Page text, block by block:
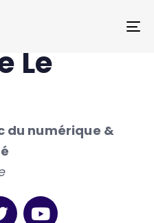
Le
du numérique &